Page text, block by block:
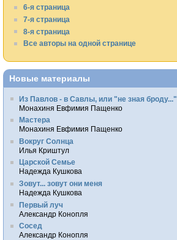
6-я страница
7-я страница
8-я страница
Все авторы на одной странице
Новые материалы
Из Павлов - в Савлы, или "не зная броду..."
Монахиня Евфимия Пащенко
Мастера
Монахиня Евфимия Пащенко
Вокруг Солнца
Илья Криштул
Царской Семье
Надежда Кушкова
Зовут... зовут они меня
Надежда Кушкова
Первый луч
Александр Конопля
Сосед
Александр Конопля